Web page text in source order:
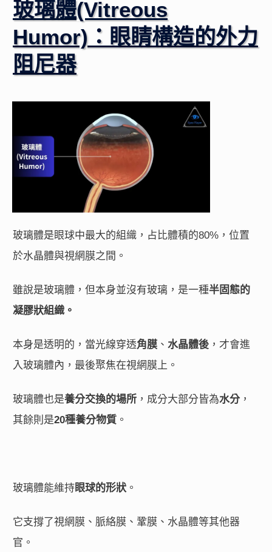
玻璃體(Vitreous
Humor)：眼睛構造的外力
阻尼器
玻璃體是眼球中最大的組織，占比體積的80%，位置
於水晶體與視網膜之間。
雖說是玻璃體，但本身並沒有玻璃，是一種半固態的
凝膠狀組織。
本身是透明的，當光線穿透角膜 、 水晶體後 ，才會進
入玻璃體內，最後聚焦在視網膜上。
玻璃體也是養分交換的場所 ，成分大部分皆為水分 ，
其餘則是20種養分物質 。
玻璃體能維持眼球的形狀 。
它支撐了視網膜、脈絡膜、鞏膜、水晶體等其他器
官。